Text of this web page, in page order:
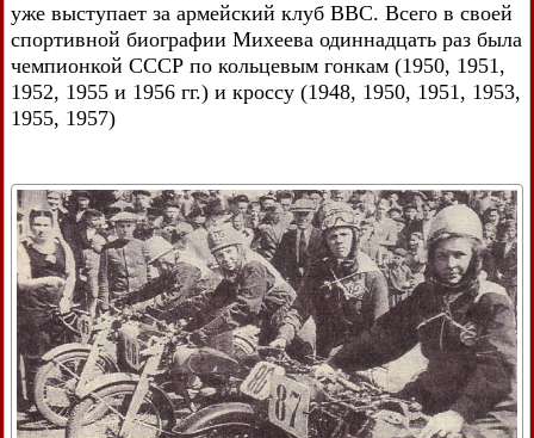
уже выступает за армейский клуб ВВС. Всего в своей
спортивной биографии Михеева одиннадцать раз была
чемпионкой СССР по кольцевым гонкам (1950, 1951,
1952, 1955 и 1956 гг.) и кроссу (1948, 1950, 1951, 1953,
1955, 1957)